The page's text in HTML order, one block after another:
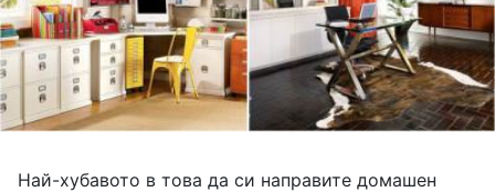
Най-хубавото в това да си направите домашен